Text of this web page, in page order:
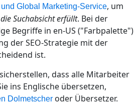
Global Marketing-Service, um
die Suchabsicht erfüllt. Bei der
Begriffe in en-US ("Farbpalette")
der SEO-Strategie mit der
ist.
dass alle Mitarbeiter
ins Englische übersetzen,
Dolmetscher oder Übersetzer.